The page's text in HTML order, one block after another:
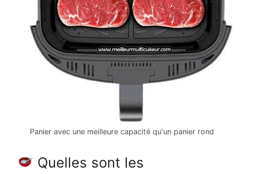
Panier avec une meilleure capacité qu'un panier rond
Quelles sont les